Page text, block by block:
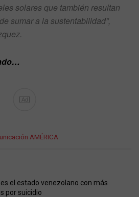
solares que también resultan
sumar a la sustentabilidad”,
Ad
AMÉRICA
el estado venezolano con más
por suicidio